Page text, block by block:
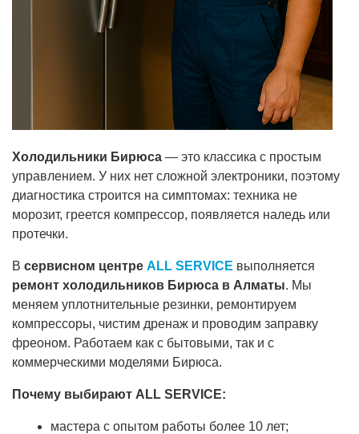
Холодильники Бирюса — это классика с простым
управлением. У них нет сложной электроники, поэтому
диагностика строится на симптомах: техника не
морозит, греется компрессор, появляется наледь или
протечки.
В сервисном центре ALL SERVICE выполняется
ремонт холодильников Бирюса в Алматы. Мы
меняем уплотнительные резинки, ремонтируем
компрессоры, чистим дренаж и проводим заправку
фреоном. Работаем как с бытовыми, так и с
коммерческими моделями Бирюса.
Почему выбирают ALL SERVICE:
мастера с опытом работы более 10 лет;